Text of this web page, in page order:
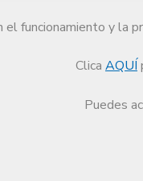
funcionamiento y la
Clica AQUÍ
Puedes
Edició 2025